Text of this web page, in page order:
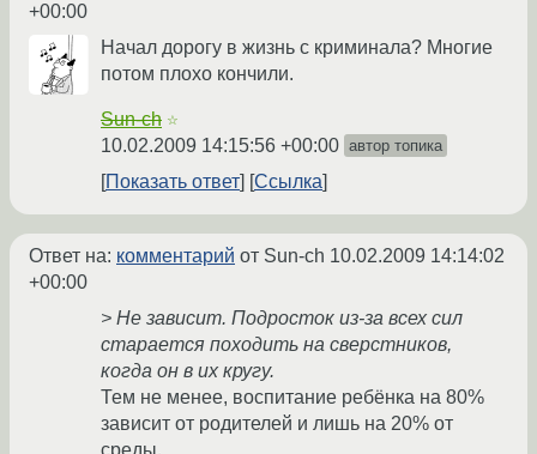
+00:00
Начал дорогу в жизнь с криминала? Многие
потом плохо кончили.
Sun-ch ☆
10.02.2009 14:15:56 +00:00 автор топика
Показать ответ Ссылка
Ответ на: комментарий от Sun-ch 10.02.2009 14:14:02
+00:00
> Не зависит. Подросток из-за всех сил
старается походить на сверстников,
когда он в их кругу.
Тем не менее, воспитание ребёнка на 80%
зависит от родителей и лишь на 20% от